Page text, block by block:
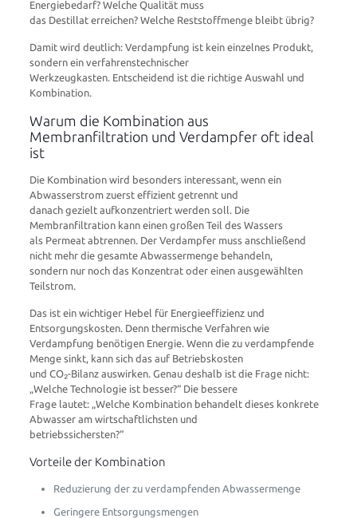
Energiebedarf? Welche Qualität muss
das Destillat erreichen? Welche Reststoffmenge bleibt übrig?
Damit wird deutlich: Verdampfung ist kein einzelnes Produkt,
sondern ein verfahrenstechnischer
Werkzeugkasten. Entscheidend ist die richtige Auswahl und
Kombination.
Warum die Kombination aus
Membranfiltration und Verdampfer oft ideal
ist
Die Kombination wird besonders interessant, wenn ein
Abwasserstrom zuerst effizient getrennt und
danach gezielt aufkonzentriert werden soll. Die
Membranfiltration kann einen großen Teil des Wassers
als Permeat abtrennen. Der Verdampfer muss anschließend
nicht mehr die gesamte Abwassermenge behandeln,
sondern nur noch das Konzentrat oder einen ausgewählten
Teilstrom.
Das ist ein wichtiger Hebel für Energieeffizienz und
Entsorgungskosten. Denn thermische Verfahren wie
Verdampfung benötigen Energie. Wenn die zu verdampfende
Menge sinkt, kann sich das auf Betriebskosten
und CO₂-Bilanz auswirken. Genau deshalb ist die Frage nicht:
„Welche Technologie ist besser?“ Die bessere
Frage lautet: „Welche Kombination behandelt dieses konkrete
Abwasser am wirtschaftlichsten und
betriebssichersten?“
Vorteile der Kombination
Reduzierung der zu verdampfenden Abwassermenge
Geringere Entsorgungsmengen